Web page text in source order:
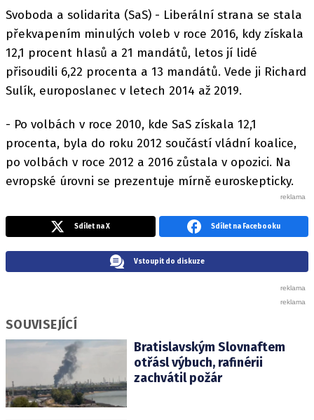
Svoboda a solidarita (SaS) - Liberální strana se stala
překvapením minulých voleb v roce 2016, kdy získala
12,1 procent hlasů a 21 mandátů, letos jí lidé
přisoudili 6,22 procenta a 13 mandátů. Vede ji Richard
Sulík, europoslanec v letech 2014 až 2019.
- Po volbách v roce 2010, kde SaS získala 12,1
procenta, byla do roku 2012 součástí vládní koalice,
po volbách v roce 2012 a 2016 zůstala v opozici. Na
evropské úrovni se prezentuje mírně euroskepticky.
Sdílet na X Sdílet na Facebooku
Vstoupit do diskuze
SOUVISEJÍCÍ
Bratislavským Slovnaftem
otřásl výbuch, rafinérii
zachvátil požár